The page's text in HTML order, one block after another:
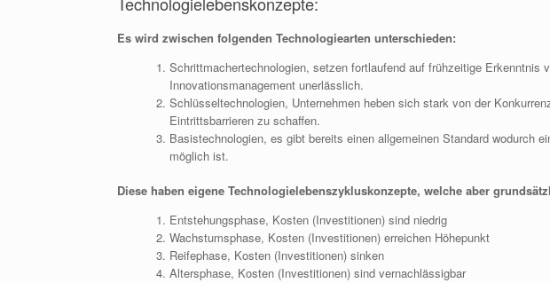
Es wird zwischen folgenden Technologiearten unterschieden:
Schrittmachertechnologien, setzen fortlaufend auf frühzeitige Erkenntnis
Innovationsmanagement unerlässlich.
Schlüsseltechnologien, Unternehmen heben sich stark von der
Eintrittsbarrieren zu schaffen.
Basistechnologien, es gibt bereits einen allgemeinen Standard wodurch
möglich ist.
Diese haben eigene Technologielebenszykluskonzepte, welche aber
Entstehungsphase, Kosten (Investitionen) sind niedrig
Wachstumsphase, Kosten (Investitionen) erreichen Höhepunkt
Reifephase, Kosten (Investitionen) sinken
Altersphase, Kosten (Investitionen) sind vernachlässigbar